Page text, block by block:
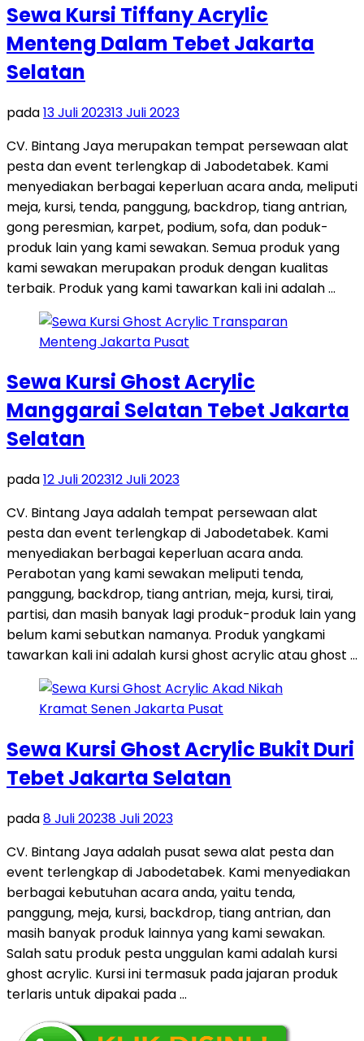
Sewa Kursi Tiffany Acrylic
Menteng Dalam Tebet Jakarta
Selatan
pada13 Juli 202313 Juli 2023
CV. Bintang Jaya merupakan tempat persewaan alat
pesta dan event terlengkap di Jabodetabek. Kami
menyediakan berbagai keperluan acara anda, meliputi
meja, kursi, tenda, panggung, backdrop, tiang antrian,
gong peresmian, karpet, podium, sofa, dan poduk-
produk lain yang kami sewakan. Semua produk yang
kami sewakan merupakan produk dengan kualitas
terbaik. Produk yang kami tawarkan kali ini adalah …
Sewa Kursi Ghost Acrylic
Manggarai Selatan Tebet Jakarta
Selatan
pada12 Juli 202312 Juli 2023
CV. Bintang Jaya adalah tempat persewaan alat
pesta dan event terlengkap di Jabodetabek. Kami
menyediakan berbagai keperluan acara anda.
Perabotan yang kami sewakan meliputi tenda,
panggung, backdrop, tiang antrian, meja, kursi, tirai,
partisi, dan masih banyak lagi produk-produk lain yang
belum kami sebutkan namanya. Produk yangkami
tawarkan kali ini adalah kursi ghost acrylic atau ghost …
Sewa Kursi Ghost Acrylic Bukit Duri
Tebet Jakarta Selatan
pada8 Juli 20238 Juli 2023
CV. Bintang Jaya adalah pusat sewa alat pesta dan
event terlengkap di Jabodetabek. Kami menyediakan
berbagai kebutuhan acara anda, yaitu tenda,
panggung, meja, kursi, backdrop, tiang antrian, dan
masih banyak produk lainnya yang kami sewakan.
Salah satu produk pesta unggulan kami adalah kursi
ghost acrylic. Kursi ini termasuk pada jajaran produk
terlaris untuk dipakai pada …